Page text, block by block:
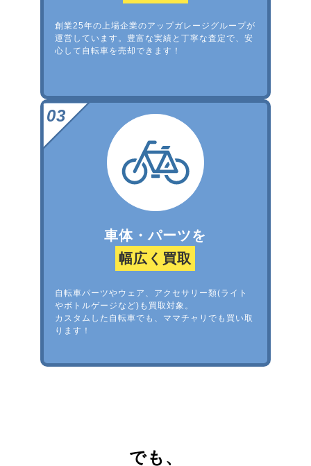
創業25年の上場企業のアップガレージグループが
運営しています。豊富な実績と丁寧な査定で、安
心して自転車を売却できます！
車体・パーツを
幅広く買取
自転車パーツやウェア、アクセサリー類(ライト
やボトルゲージなど)も買取対象。
カスタムした自転車でも、ママチャリでも買い取
ります！
でも、